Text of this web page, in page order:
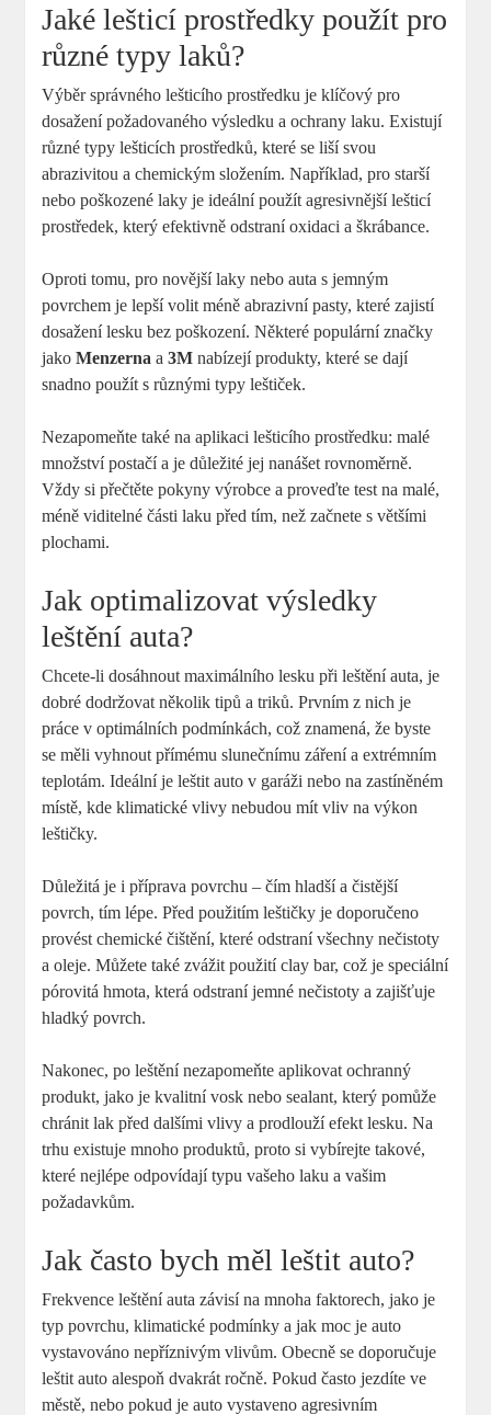
Jaké lešticí prostředky použít pro
různé typy laků?
Výběr správného lešticího prostředku je klíčový pro
dosažení požadovaného výsledku a ochrany laku. Existují
různé typy lešticích prostředků, které se liší svou
abrazivitou a chemickým složením. Například, pro starší
nebo poškozené laky je ideální použít agresivnější lešticí
prostředek, který efektivně odstraní oxidaci a škrábance.
Oproti tomu, pro novější laky nebo auta s jemným
povrchem je lepší volit méně abrazivní pasty, které zajistí
dosažení lesku bez poškození. Některé populární značky
jakoMenzerna a3M nabízejí produkty, které se dají
snadno použít s různými typy leštiček.
Nezapomeňte také na aplikaci lešticího prostředku: malé
množství postačí a je důležité jej nanášet rovnoměrně.
Vždy si přečtěte pokyny výrobce a proveďte test na malé,
méně viditelné části laku před tím, než začnete s většími
plochami.
Jak optimalizovat výsledky
leštění auta?
Chcete-li dosáhnout maximálního lesku při leštění auta, je
dobré dodržovat několik tipů a triků. Prvním z nich je
práce v optimálních podmínkách, což znamená, že byste
se měli vyhnout přímému slunečnímu záření a extrémním
teplotám. Ideální je leštit auto v garáži nebo na zastíněném
místě, kde klimatické vlivy nebudou mít vliv na výkon
leštičky.
Důležitá je i příprava povrchu – čím hladší a čistější
povrch, tím lépe. Před použitím leštičky je doporučeno
provést chemické čištění, které odstraní všechny nečistoty
a oleje. Můžete také zvážit použití clay bar, což je speciální
pórovitá hmota, která odstraní jemné nečistoty a zajišťuje
hladký povrch.
Nakonec, po leštění nezapomeňte aplikovat ochranný
produkt, jako je kvalitní vosk nebo sealant, který pomůže
chránit lak před dalšími vlivy a prodlouží efekt lesku. Na
trhu existuje mnoho produktů, proto si vybírejte takové,
které nejlépe odpovídají typu vašeho laku a vašim
požadavkům.
Jak často bych měl leštit auto?
Frekvence leštění auta závisí na mnoha faktorech, jako je
typ povrchu, klimatické podmínky a jak moc je auto
vystavováno nepříznivým vlivům. Obecně se doporučuje
leštit auto alespoň dvakrát ročně. Pokud často jezdíte ve
městě, nebo pokud je auto vystaveno agresivním